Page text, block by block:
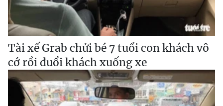
Tài xế Grab chửi bé 7 tuổi con khách vô
cớ rồi đuổi khách xuống xe